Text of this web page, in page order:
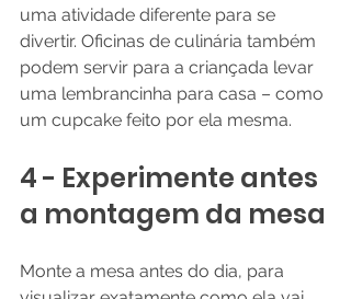
uma atividade diferente para se
divertir. Oficinas de culinária também
podem servir para a criançada levar
uma lembrancinha para casa – como
um cupcake feito por ela mesma.
4 - Experimente antes
a montagem da mesa
Monte a mesa antes do dia, para